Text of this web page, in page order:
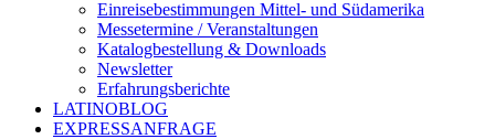
Einreisebestimmungen Mittel- und Südamerika
Messetermine / Veranstaltungen
Katalogbestellung & Downloads
Newsletter
Erfahrungsberichte
LATINOBLOG
EXPRESSANFRAGE